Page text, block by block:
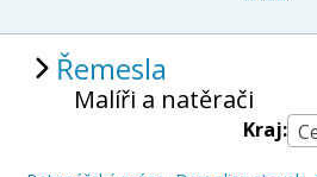
Řemesla
Malíři a natěrači
Kraj: